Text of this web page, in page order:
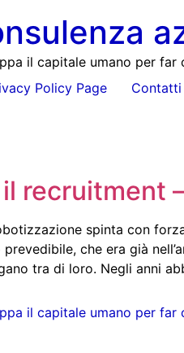
il capitale umano per far
Policy Page Contatti
recruitment
spinta con
che era già
tra di loro. Negli anni
il capitale umano per far